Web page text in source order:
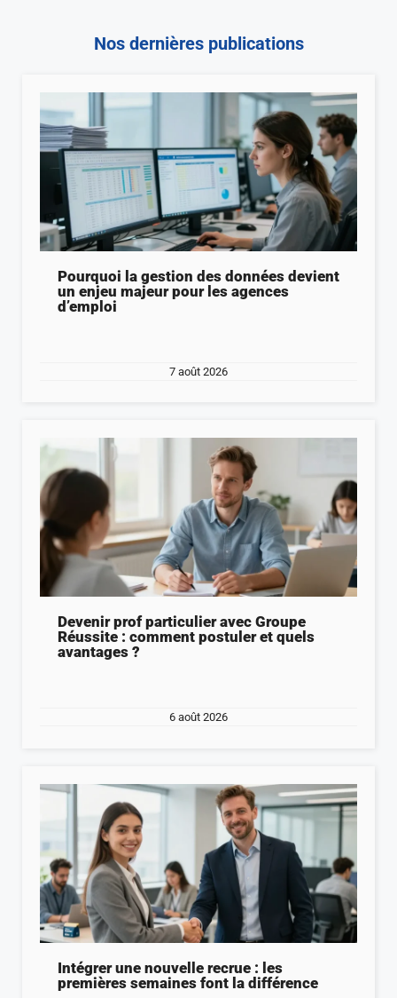
Nos dernières publications
Pourquoi la gestion des données devient
un enjeu majeur pour les agences
d’emploi
7 août 2026
Devenir prof particulier avec Groupe
Réussite : comment postuler et quels
avantages ?
6 août 2026
Intégrer une nouvelle recrue : les
premières semaines font la différence